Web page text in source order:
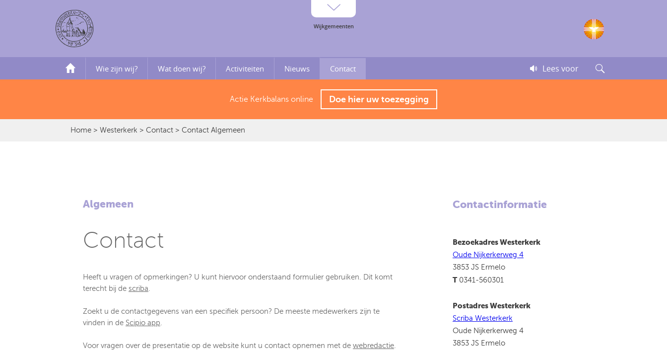
Wie zijn wij? Wat doen wij? Activiteiten Nieuws Contact Lees voor
Actie Kerkbalans online Doe hier uw toezegging
Home > Westerkerk > Contact > Contact Algemeen
Algemeen
Contact
Heeft u vragen of opmerkingen? U kunt hiervoor onderstaand formulier gebruiken. Dit komt
terecht bij de scriba
Zoekt u de contactgegevens van een specifiek persoon? De meeste medewerkers zijn te
vinden in de Scipio app
Voor vragen over de presentatie op de website kunt u contact opnemen met de webredactie
Contactinformatie
Bezoekadres Westerkerk
Oude Nijkerkerweg 4
3853 JS Ermelo
T0341-560301
Postadres Westerkerk
Scriba Westerkerk
Oude Nijkerkerweg 4
3853 JS Ermelo